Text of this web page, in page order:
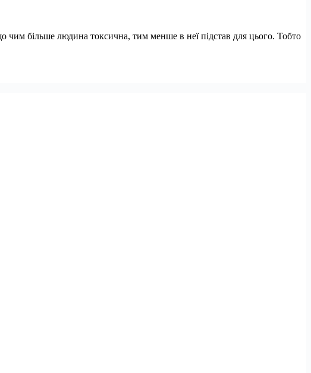
чим більше людина токсична, тим менше в неї підстав для цього. Тобто